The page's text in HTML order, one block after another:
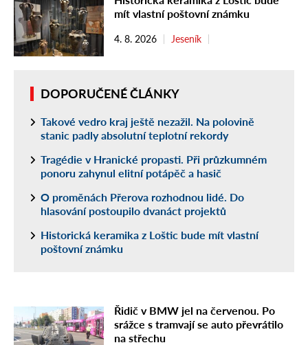
mít vlastní poštovní známku
4. 8. 2026 Jeseník
DOPORUČENÉ ČLÁNKY
Takové vedro kraj ještě nezažil. Na polovině
stanic padly absolutní teplotní rekordy
Tragédie v Hranické propasti. Při průzkumném
ponoru zahynul elitní potápěč a hasič
O proměnách Přerova rozhodnou lidé. Do
hlasování postoupilo dvanáct projektů
Historická keramika z Loštic bude mít vlastní
poštovní známku
Řidič v BMW jel na červenou. Po
srážce s tramvají se auto převrátilo
na střechu